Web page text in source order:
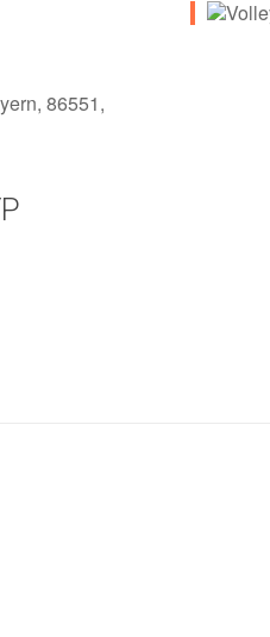
86551,